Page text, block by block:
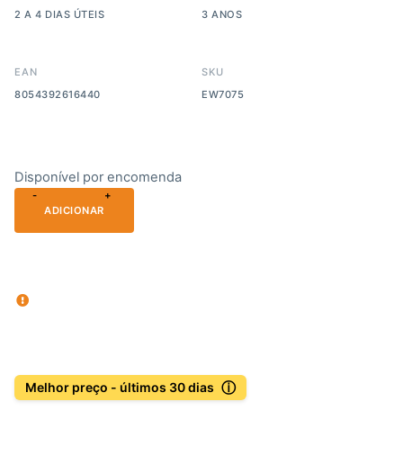
2 A 4 DIAS ÚTEIS
3 ANOS
EAN
8054392616440
SKU
EW7075
Disponível por encomenda
-
+
ADICIONAR
Melhor preço - últimos 30 dias ⓘ